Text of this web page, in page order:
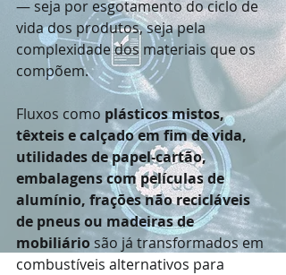
— seja por esgotamento do ciclo de
vida dos produtos, seja pela
complexidade dos materiais que os
compõem.
Fluxos como plásticos mistos,
têxteis e calçado em fim de vida,
utilidades de papel-cartão,
embalagens com películas de
alumínio, frações não recicláveis
de pneus ou madeiras de
mobiliário são já transformados em
combustíveis alternativos para